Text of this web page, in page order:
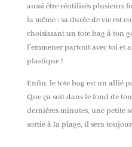
aussi être réutilisés plusieurs
la même : sa durée de vie est
choisissant un tote bag à ton
l’emmener partout avec toi
plastique !
Enfin, le tote bag est un allié
Que ça soit dans le fond de
dernières minutes, une petite
sortie à la plage, il sera